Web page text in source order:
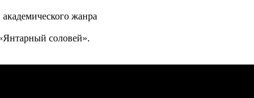
жанра
соловей».